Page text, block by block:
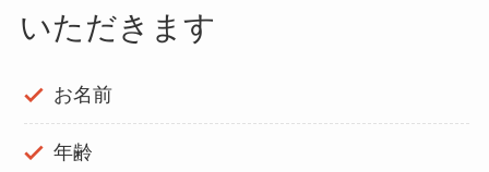
いただきます
お名前
年齢